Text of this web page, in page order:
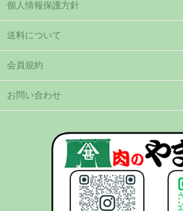
個人情報保護方針
送料について
会員規約
お問い合わせ